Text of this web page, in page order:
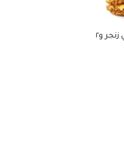
مايتى لوف ٢ ساندوتش مايتي زنجر و٢